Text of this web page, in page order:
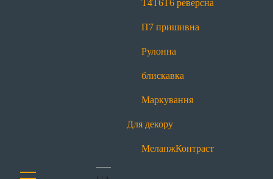
Т4Т6Т6 реверсна
П7 пришивна
Рулонна
блискавка
Маркування
Для декору
МеланжКонтраст